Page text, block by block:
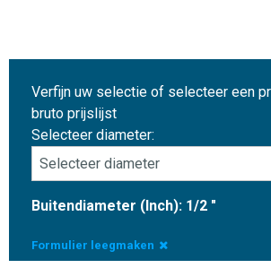
Verfijn uw selectie of selecteer een
bruto prijslijst
Selecteer diameter:
Buitendiameter (Inch): 1/2 "
Formulier leegmaken